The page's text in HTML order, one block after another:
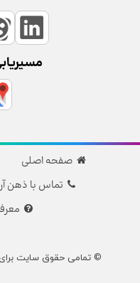
صفحه اصلی
تماس با ذهن
© تمامی حقوق سایت